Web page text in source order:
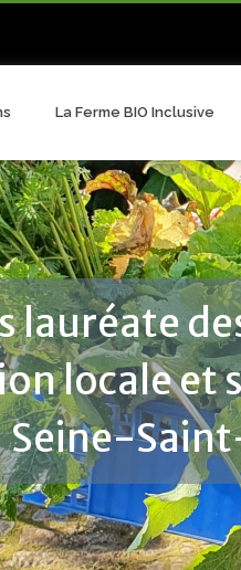
La Ferme BIO Inclusive
lauréate
locale et
Seine-